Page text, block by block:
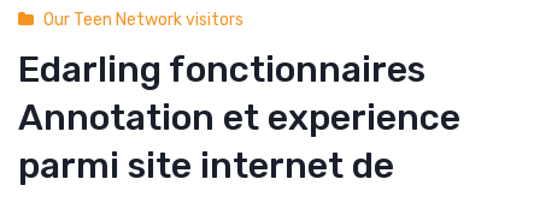
Our Teen Network visitors
Edarling fonctionnaires
Annotation et experience
parmi site internet de